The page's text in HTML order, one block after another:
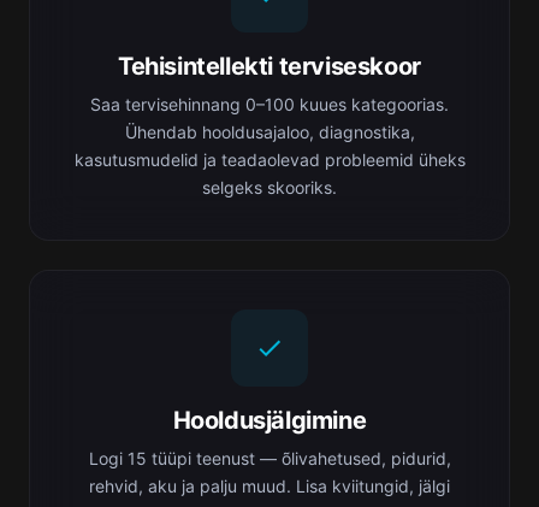
Tehisintellekti terviseskoor
Saa tervisehinnang 0–100 kuues kategoorias.
Ühendab hooldusajaloo, diagnostika,
kasutusmudelid ja teadaolevad probleemid üheks
selgeks skooriks.
Hooldusjälgimine
Logi 15 tüüpi teenust — õlivahetused, pidurid,
rehvid, aku ja palju muud. Lisa kviitungid, jälgi